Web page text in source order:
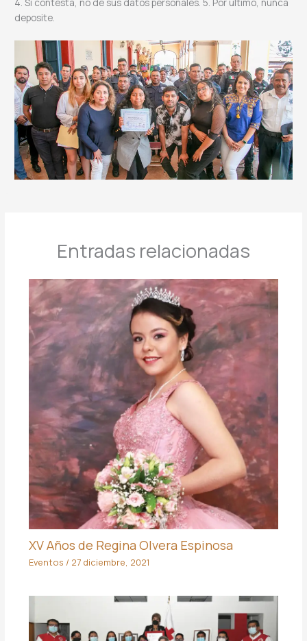
deposite.
Entradas relacionadas
XV Años de Regina Olvera Espinosa
Eventos / 27 diciembre, 2021